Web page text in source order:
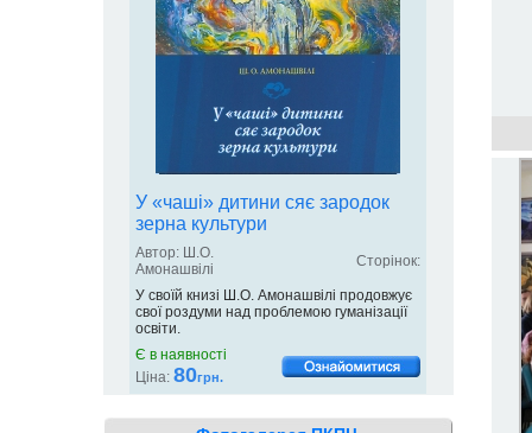
У «чаші» дитини сяє зародок
зерна культури
Автор: Ш.О.
Амонашвілі
Сторінок:
У своїй книзі Ш.О. Амонашвілі продовжує
свої роздуми над проблемою гуманізації
освіти.
Є в наявності
Ціна: 80грн.